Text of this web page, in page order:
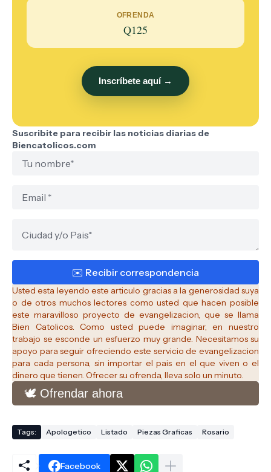
OFRENDA
Q125
Inscríbete aquí →
Suscribite para recibir las noticias diarias de
Biencatolicos.com
Usted esta leyendo este articulo gracias a la generosidad suya
o de otros muchos lectores como usted que hacen posible
este maravilloso proyecto de evangelizacion, que se llama
Bien Catolicos.Como usted puede imaginar, en nuestro
trabajo se esconde un esfuerzo muy grande. Necesitamos su
apoyo para seguir ofreciendo este servicio de evangelizacion
para cada persona, sin importar el pais en el que viven o el
dinero que tienen. Ofrecer su ofrenda, lleva solo un minuto.
🕊️ Ofrendar ahora
Tags: Apologetico Listado Piezas Graficas Rosario
Facebook